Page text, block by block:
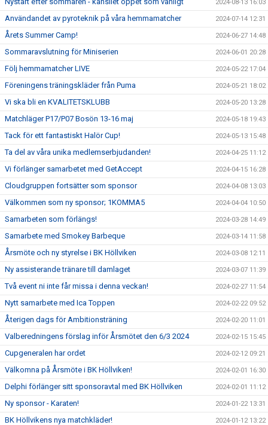
2024-08-13 16:03
Användandet av pyroteknik på våra hemmamatcher 2024-07-14 12:31
Årets Summer Camp! 2024-06-27 14:48
Sommaravslutning för Miniserien 2024-06-01 20:28
Följ hemmamatcher LIVE 2024-05-22 17:04
Föreningens träningskläder från Puma 2024-05-21 18:02
Vi ska bli en KVALITETSKLUBB 2024-05-20 13:28
Matchläger P17/P07 Bosön 13-16 maj 2024-05-18 19:43
Tack för ett fantastiskt Halör Cup! 2024-05-13 15:48
Ta del av våra unika medlemserbjudanden! 2024-04-25 11:12
Vi förlänger samarbetet med GetAccept 2024-04-15 16:28
Cloudgruppen fortsätter som sponsor 2024-04-08 13:03
Välkommen som ny sponsor; 1KOMMA5 2024-04-04 10:50
Samarbeten som förlängs! 2024-03-28 14:49
Samarbete med Smokey Barbeque 2024-03-14 11:58
Årsmöte och ny styrelse i BK Höllviken 2024-03-08 12:11
Ny assisterande tränare till damlaget 2024-03-07 11:39
Två event ni inte får missa i denna veckan! 2024-02-27 11:54
Nytt samarbete med Ica Toppen 2024-02-22 09:52
Återigen dags för Ambitionsträning 2024-02-20 11:01
Valberedningens förslag inför Årsmötet den 6/3 2024 2024-02-15 15:45
Cupgeneralen har ordet 2024-02-12 09:21
Välkomna på Årsmöte i BK Höllviken! 2024-02-01 16:30
Delphi förlänger sitt sponsoravtal med BK Höllviken 2024-02-01 11:12
Ny sponsor - Karaten! 2024-01-22 13:31
BK Höllvikens nya matchkläder! 2024-01-12 13:22